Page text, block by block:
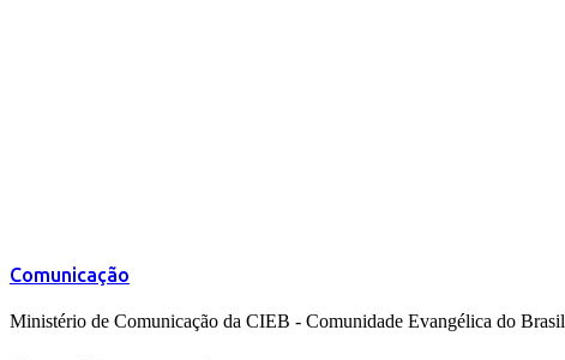
Comunicação
Ministério de Comunicação da CIEB - Comunidade Evangélica do Brasil